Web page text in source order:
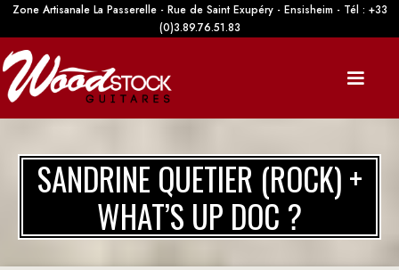
Zone Artisanale La Passerelle - Rue de Saint Exupéry - Ensisheim - Tél : +33
(0)3.89.76.51.83
SANDRINE QUETIER (ROCK) +
WHAT’S UP DOC ?